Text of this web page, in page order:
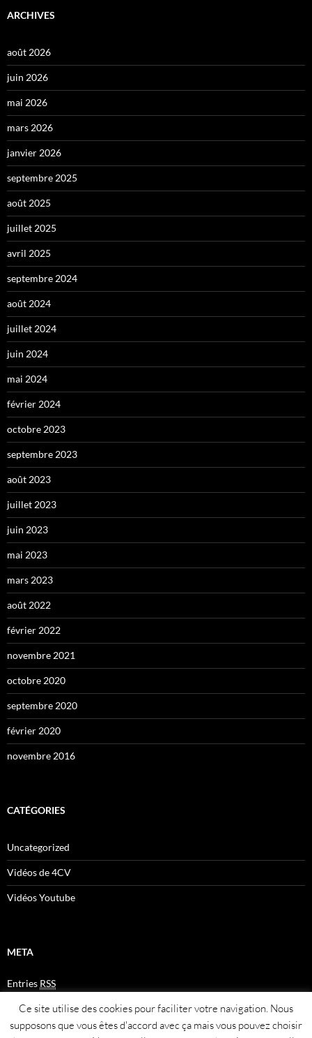
ARCHIVES
août 2026
juin 2026
mai 2026
mars 2026
janvier 2026
septembre 2025
août 2025
juillet 2025
avril 2025
septembre 2024
août 2024
juillet 2024
juin 2024
mai 2024
février 2024
octobre 2023
septembre 2023
août 2023
juillet 2023
juin 2023
mai 2023
mars 2023
août 2022
février 2022
novembre 2021
octobre 2020
septembre 2020
février 2020
novembre 2016
CATÉGORIES
Uncategorized
Vidéos de 4CV
Vidéos Youtube
META
Entries RSS
CommentsRSS
Plan du site
Ce site utilise des cookies pour faciliter votre navigation. Nous
supposons que vous êtes d'accord avec ça mais vous pouvez choisir